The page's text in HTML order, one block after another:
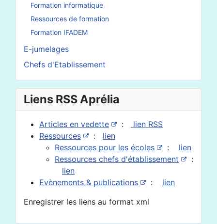
Formation informatique
Ressources de formation
Formation IFADEM
E-jumelages
Chefs d'Etablissement
Liens RSS Aprélia
Articles en vedette :
lien RSS
Ressources
: lien
Ressources pour les écoles
: lien
Ressources chefs d'établissement
:
lien
Evènements & publications
: lien
Enregistrer les liens au format xml